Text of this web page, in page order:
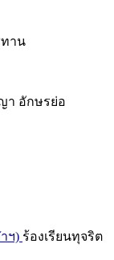
ทาน
า อักษรย่อ
ฯ) ร้องเรียนทุจริต